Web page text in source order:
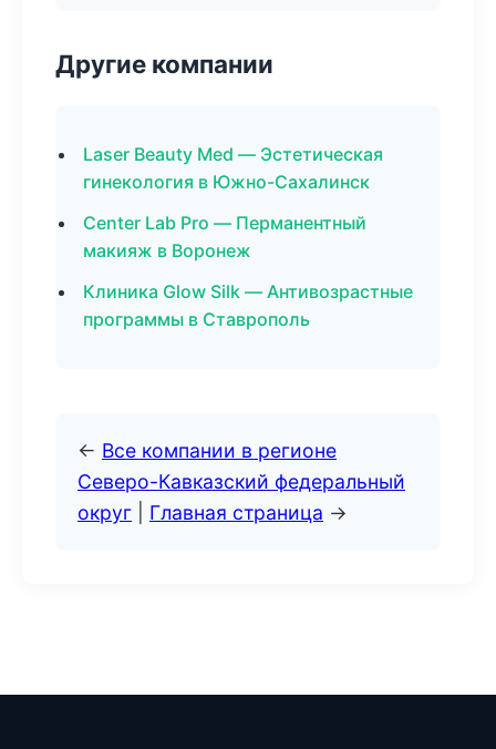
Другие компании
Laser Beauty Med — Эстетическая
гинекология в Южно-Сахалинск
Center Lab Pro — Перманентный
макияж в Воронеж
Клиника Glow Silk — Антивозрастные
программы в Ставрополь
← Все компании в регионе
Северо-Кавказский федеральный
округ
Главная страница →